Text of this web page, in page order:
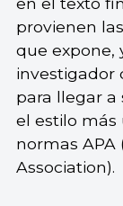
provienen
que expone,
investigador
para llegar a
el estilo más
normas APA
Association).